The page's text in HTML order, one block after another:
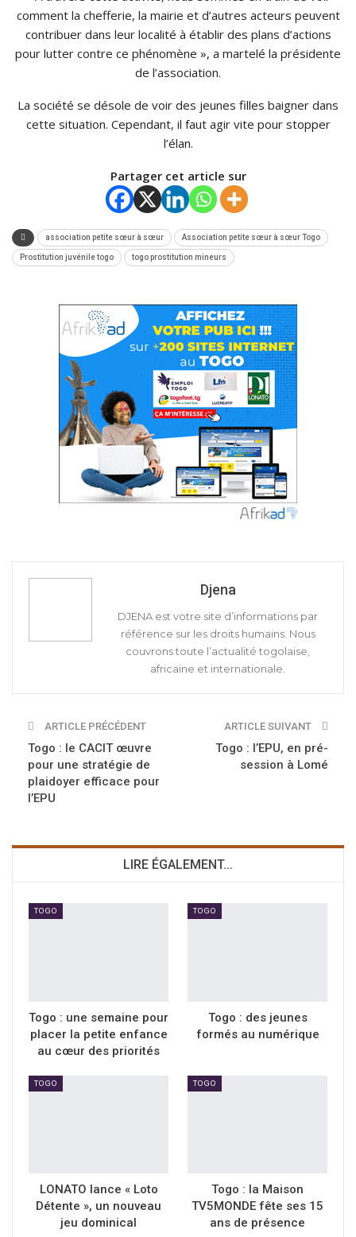
comment la chefferie, la mairie et d’autres acteurs peuvent
contribuer dans leur localité à établir des plans d’actions
pour lutter contre ce phénomène », a martelé la présidente
de l’association.
La société se désole de voir des jeunes filles baigner dans
cette situation. Cependant, il faut agir vite pour stopper
l’élan.
Partager cet article sur
association petite sœur à sœur Association petite sœur à sœur Togo
Prostitution juvénile togo togo prostitution mineurs
Djena
DJENA est votre site d’informations par
référence sur les droits humains. Nous
couvrons toute l’actualité togolaise,
africaine et internationale.
ARTICLE PRÉCÉDENT
Togo : le CACIT œuvre
pour une stratégie de
plaidoyer efficace pour
l’EPU
ARTICLE SUIVANT
Togo : l’EPU, en pré-
session à Lomé
LIRE ÉGALEMENT...
TOGO
Togo : une semaine pour
placer la petite enfance
au cœur des priorités
TOGO
Togo : des jeunes
formés au numérique
TOGO
LONATO lance « Loto
Détente », un nouveau
jeu dominical
TOGO
Togo : la Maison
TV5MONDE fête ses 15
ans de présence